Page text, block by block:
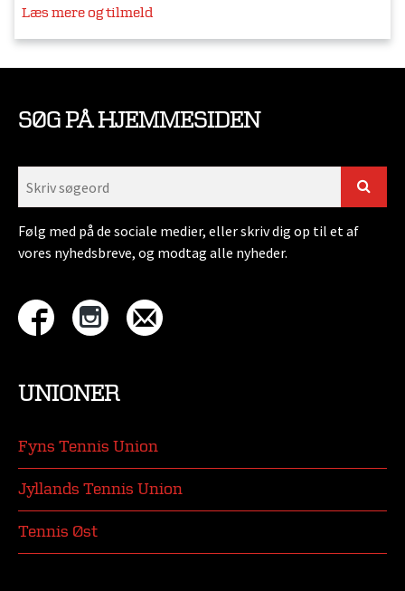
Læs mere og tilmeld
SØG PÅ HJEMMESIDEN
Følg med på de sociale medier, eller skriv dig op til et af
vores nyhedsbreve, og modtag alle nyheder.
UNIONER
Fyns Tennis Union
Jyllands Tennis Union
Tennis Øst